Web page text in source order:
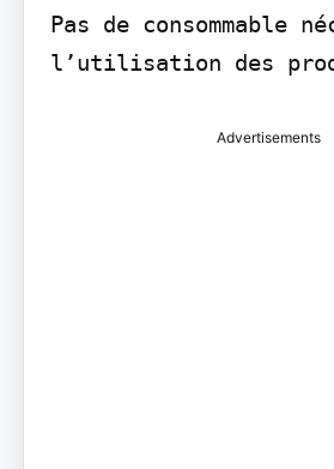
Pas de consommable
l’utilisation des
Advertisements